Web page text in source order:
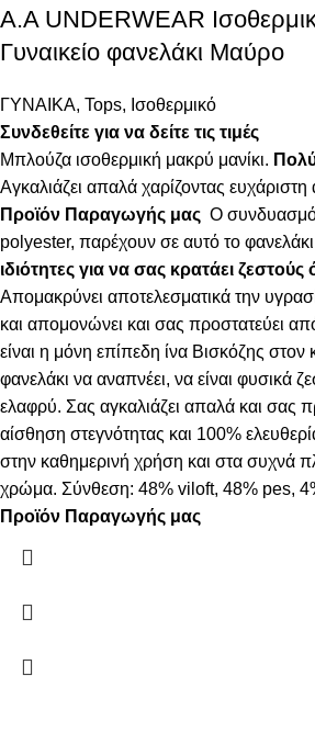
Α.A UNDERWEAR
Γυναικείο φανελάκι Μαύρο
ΓΥΝΑΙΚΑ, Tops, Ισοθερμικό
Συνδεθείτε για να δείτε τις τιμές
Μπλούζα ισοθερμική μακρύ μανίκι.
Αγκαλιάζει απαλά χαρίζοντας
Προϊόν Παραγωγής μας Ο
polyester, παρέχουν σε αυτό το
ιδιότητες για να σας κρατάει
Απομακρύνει αποτελεσματικά την
και απομονώνει και σας προστατεύει
είναι η μόνη επίπεδη ίνα Βισκόζης στον
φανελάκι να αναπνέει, να είναι φυσικά
ελαφρύ. Σας αγκαλιάζει απαλά και σας
αίσθηση στεγνότητας και 100%
στην καθημερινή χρήση και στα συχνά
χρώμα. Σύνθεση: 48% viloft, 48% pes,
Προϊόν Παραγωγής μας